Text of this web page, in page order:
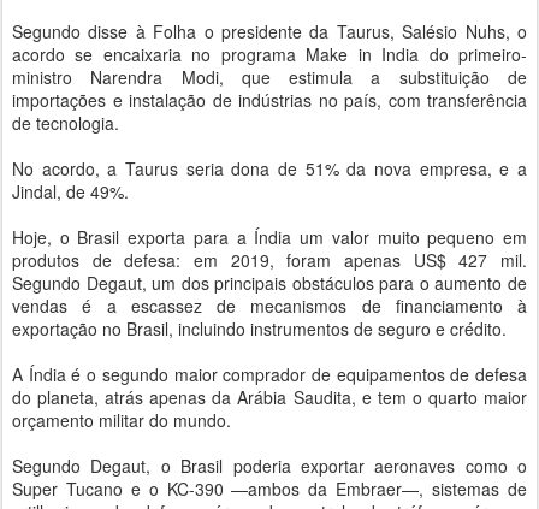
Segundo disse à Folha o presidente da Taurus, Salésio Nuhs, o
acordo se encaixaria no programa Make in India do primeiro-
ministro Narendra Modi, que estimula a substituição de
importações e instalação de indústrias no país, com transferência
de tecnologia.
No acordo, a Taurus seria dona de 51% da nova empresa, e a
Jindal, de 49%.
Hoje, o Brasil exporta para a Índia um valor muito pequeno em
produtos de defesa: em 2019, foram apenas US$ 427 mil.
Segundo Degaut, um dos principais obstáculos para o aumento de
vendas é a escassez de mecanismos de financiamento à
exportação no Brasil, incluindo instrumentos de seguro e crédito.
A Índia é o segundo maior comprador de equipamentos de defesa
do planeta, atrás apenas da Arábia Saudita, e tem o quarto maior
orçamento militar do mundo.
Segundo Degaut, o Brasil poderia exportar aeronaves como o
Super Tucano e o KC-390 —ambos da Embraer—, sistemas de